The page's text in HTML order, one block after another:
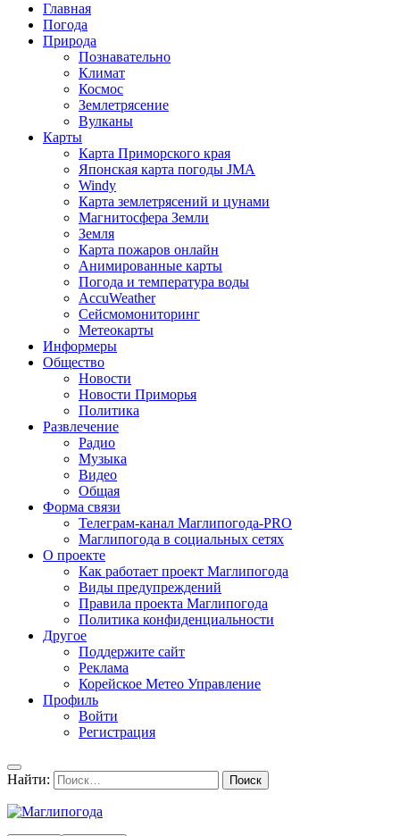
Главная
Погода
Природа
Познавательно
Климат
Космос
Землетрясение
Вулканы
Карты
Карта Приморского края
Японская карта погоды JMA
Windy
Карта землетрясений и цунами
Магнитосфера Земли
Земля
Карта пожаров онлайн
Анимированные карты
Погода и температура воды
AccuWeather
Сейсмомониторинг
Метеокарты
Информеры
Общество
Новости
Новости Приморья
Политика
Развлечение
Радио
Музыка
Видео
Общая
Форма связи
Телеграм-канал Маглипогода-PRO
Маглипогода в социальных сетях
О проекте
Как работает проект Маглипогода
Виды предупреждений
Правила проекта Маглипогода
Политика конфиденциальности
Другое
Поддержите сайт
Реклама
Корейское Метео Управление
Профиль
Войти
Регистрация
Найти: